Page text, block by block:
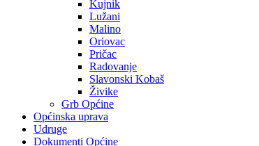
Kujnik
Lužani
Malino
Oriovac
Pričac
Radovanje
Slavonski Kobaš
Živike
Grb Općine
Općinska uprava
Udruge
Dokumenti Općine